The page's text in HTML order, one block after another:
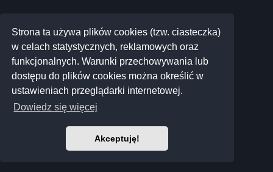
Strona ta używa plików cookies (tzw. ciasteczka)
w celach statystycznych, reklamowych oraz
funkcjonalnych. Warunki przechowywania lub
dostępu do plików cookies można określić w
ustawieniach przeglądarki internetowej.
Dowiedz się więcej
Akceptuję!